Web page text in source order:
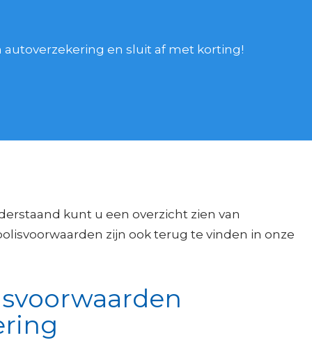
autoverzekering en sluit af met korting!
kunt u een overzicht zien van
zijn ook terug te vinden in onze